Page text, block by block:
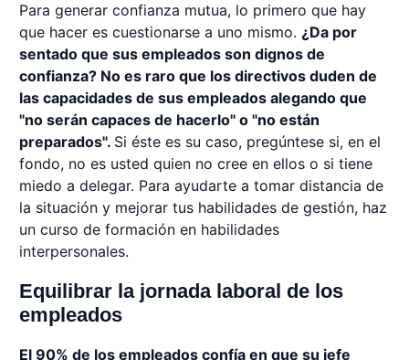
Para generar confianza mutua, lo primero que hay
que hacer es cuestionarse a uno mismo. ¿Da por
sentado que sus empleados son dignos de
confianza? No es raro que los directivos duden de
las capacidades de sus empleados alegando que
"no serán capaces de hacerlo" o "no están
preparados". Si éste es su caso, pregúntese si, en el
fondo, no es usted quien no cree en ellos o si tiene
miedo a delegar. Para ayudarte a tomar distancia de
la situación y mejorar tus habilidades de gestión, haz
un curso de formación en habilidades
interpersonales.
Equilibrar la jornada laboral de los
empleados
El 90% de los empleados confía en que su jefe